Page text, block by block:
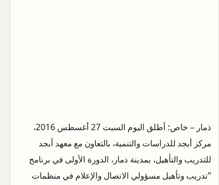
ذمار – خاص: أطلق اليوم السبت 27 أغسطس 2016،
مركز أبجد للدراسات والتنمية، بالتعاون مع معهد أبجد
للتدريب والتأهيل، بمدينة ذمار، الدورة الأولى في برنامج
"تدريب وتأهيل مسؤولي الاتصال والإعلام في منظمات